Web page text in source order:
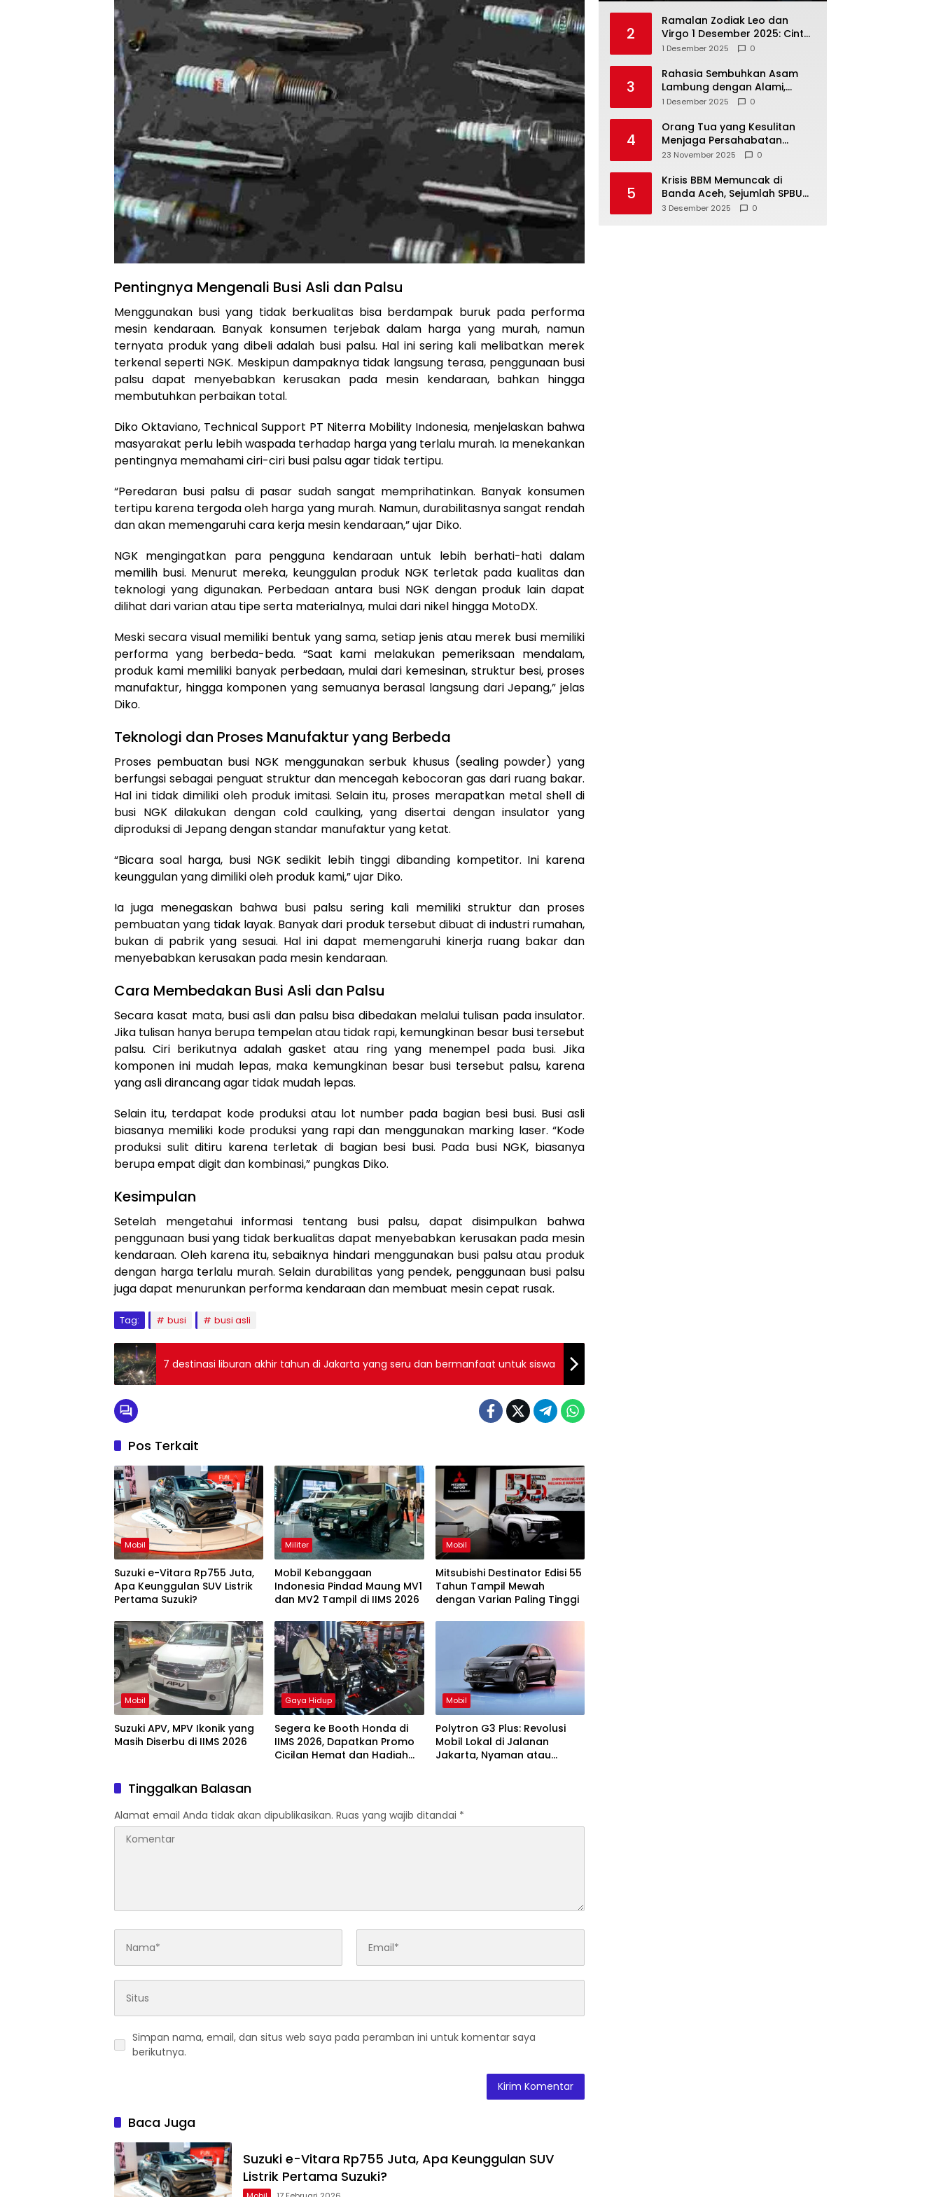
Pentingnya Mengenali Busi Asli dan Palsu
Menggunakan busi yang tidak berkualitas bisa berdampak buruk pada performa
mesin kendaraan. Banyak konsumen terjebak dalam harga yang murah, namun
ternyata produk yang dibeli adalah busi palsu. Hal ini sering kali melibatkan merek
terkenal seperti NGK. Meskipun dampaknya tidak langsung terasa, penggunaan busi
palsu dapat menyebabkan kerusakan pada mesin kendaraan, bahkan hingga
membutuhkan perbaikan total.
Diko Oktaviano, Technical Support PT Niterra Mobility Indonesia, menjelaskan bahwa
masyarakat perlu lebih waspada terhadap harga yang terlalu murah. Ia menekankan
pentingnya memahami ciri-ciri busi palsu agar tidak tertipu.
“Peredaran busi palsu di pasar sudah sangat memprihatinkan. Banyak konsumen
tertipu karena tergoda oleh harga yang murah. Namun, durabilitasnya sangat rendah
dan akan memengaruhi cara kerja mesin kendaraan,” ujar Diko.
NGK mengingatkan para pengguna kendaraan untuk lebih berhati-hati dalam
memilih busi. Menurut mereka, keunggulan produk NGK terletak pada kualitas dan
teknologi yang digunakan. Perbedaan antara busi NGK dengan produk lain dapat
dilihat dari varian atau tipe serta materialnya, mulai dari nikel hingga MotoDX.
Meski secara visual memiliki bentuk yang sama, setiap jenis atau merek busi memiliki
performa yang berbeda-beda. “Saat kami melakukan pemeriksaan mendalam,
produk kami memiliki banyak perbedaan, mulai dari kemesinan, struktur besi, proses
manufaktur, hingga komponen yang semuanya berasal langsung dari Jepang,” jelas
Diko.
Teknologi dan Proses Manufaktur yang Berbeda
Proses pembuatan busi NGK menggunakan serbuk khusus (sealing powder) yang
berfungsi sebagai penguat struktur dan mencegah kebocoran gas dari ruang bakar.
Hal ini tidak dimiliki oleh produk imitasi. Selain itu, proses merapatkan metal shell di
busi NGK dilakukan dengan cold caulking, yang disertai dengan insulator yang
diproduksi di Jepang dengan standar manufaktur yang ketat.
“Bicara soal harga, busi NGK sedikit lebih tinggi dibanding kompetitor. Ini karena
keunggulan yang dimiliki oleh produk kami,” ujar Diko.
Ia juga menegaskan bahwa busi palsu sering kali memiliki struktur dan proses
pembuatan yang tidak layak. Banyak dari produk tersebut dibuat di industri rumahan,
bukan di pabrik yang sesuai. Hal ini dapat memengaruhi kinerja ruang bakar dan
menyebabkan kerusakan pada mesin kendaraan.
Cara Membedakan Busi Asli dan Palsu
Secara kasat mata, busi asli dan palsu bisa dibedakan melalui tulisan pada insulator.
Jika tulisan hanya berupa tempelan atau tidak rapi, kemungkinan besar busi tersebut
palsu. Ciri berikutnya adalah gasket atau ring yang menempel pada busi. Jika
komponen ini mudah lepas, maka kemungkinan besar busi tersebut palsu, karena
yang asli dirancang agar tidak mudah lepas.
Selain itu, terdapat kode produksi atau lot number pada bagian besi busi. Busi asli
biasanya memiliki kode produksi yang rapi dan menggunakan marking laser. “Kode
produksi sulit ditiru karena terletak di bagian besi busi. Pada busi NGK, biasanya
berupa empat digit dan kombinasi,” pungkas Diko.
Kesimpulan
Setelah mengetahui informasi tentang busi palsu, dapat disimpulkan bahwa
penggunaan busi yang tidak berkualitas dapat menyebabkan kerusakan pada mesin
kendaraan. Oleh karena itu, sebaiknya hindari menggunakan busi palsu atau produk
dengan harga terlalu murah. Selain durabilitas yang pendek, penggunaan busi palsu
juga dapat menurunkan performa kendaraan dan membuat mesin cepat rusak.
Tag: busi busi asli
7 destinasi liburan akhir tahun di Jakarta yang seru dan bermanfaat untuk siswa
Pos Terkait
Mobil
Suzuki e-Vitara Rp755 Juta,
Apa Keunggulan SUV Listrik
Pertama Suzuki?
Militer
Mobil Kebanggaan
Indonesia Pindad Maung MV1
dan MV2 Tampil di IIMS 2026
Mobil
Mitsubishi Destinator Edisi 55
Tahun Tampil Mewah
dengan Varian Paling Tinggi
Mobil
Suzuki APV, MPV Ikonik yang
Masih Diserbu di IIMS 2026
Gaya Hidup
Segera ke Booth Honda di
IIMS 2026, Dapatkan Promo
Cicilan Hemat dan Hadiah
Mobil
Polytron G3 Plus: Revolusi
Mobil Lokal di Jalanan
Jakarta, Nyaman atau
Tinggalkan Balasan
Alamat email Anda tidak akan dipublikasikan. Ruas yang wajib ditandai *
Simpan nama, email, dan situs web saya pada peramban ini untuk komentar saya
berikutnya.
Baca Juga
Suzuki e-Vitara Rp755 Juta, Apa Keunggulan SUV
Listrik Pertama Suzuki?
2
Ramalan Zodiak Leo dan
Virgo 1 Desember 2025: Cinta,
Karir, Kesehatan, dan
1 Desember 2025 0
3
Rahasia Sembuhkan Asam
Lambung dengan Alami,
Nomor 4 Disalahpahami
1 Desember 2025 0
4
Orang Tua yang Kesulitan
Menjaga Persahabatan
Biasanya Lakukan 8 Hal Ini
23 November 2025 0
5
Krisis BBM Memuncak di
Banda Aceh, Sejumlah SPBU
Tutup Total
3 Desember 2025 0